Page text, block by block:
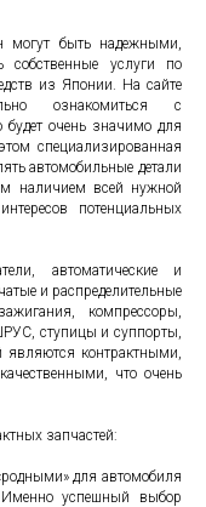
могут быть надежными,
собственные услуги по
из Японии. На сайте
ознакомиться с
очень значимо для
специализированная
автомобильные детали
наличием всей нужной
потенциальных
автоматические и
и распределительные
компрессоры,
ступицы и суппорты,
являются контрактными,
что очень
запчастей:
для автомобиля
успешный выбор